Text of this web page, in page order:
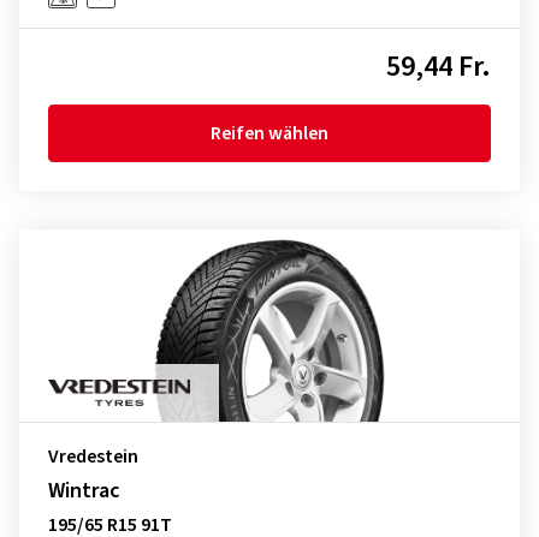
59,44 Fr.
Reifen wählen
Vredestein
Wintrac
195/65 R15 91T